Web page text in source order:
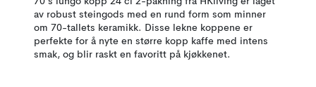
av robust steingods med en rund form som minner
om 70-tallets keramikk. Disse lekne koppene er
perfekte for å nyte en større kopp kaffe med intens
smak, og blir raskt en favoritt på kjøkkenet.